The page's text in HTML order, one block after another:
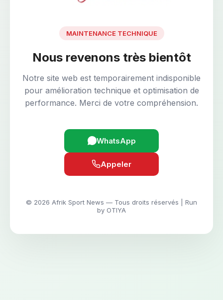
MAINTENANCE TECHNIQUE
Nous revenons très bientôt
Notre site web est temporairement indisponible
pour amélioration technique et optimisation de
performance. Merci de votre compréhension.
WhatsApp
Appeler
© 2026 Afrik Sport News — Tous droits réservés | Run
by OTIYA